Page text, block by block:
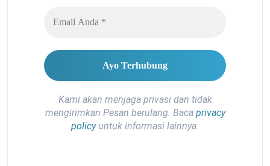
Kami akan menjaga privasi dan tidak
mengirimkan Pesan berulang. Baca privacy
policyuntuk informasi lainnya.